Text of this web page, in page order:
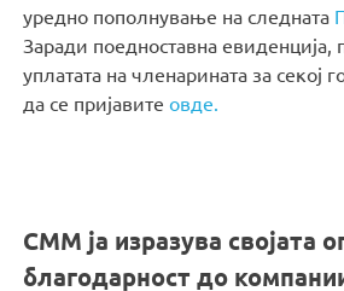
уредно пополнување на следната
Заради поедноставна евиденција,
уплатата на членарината за секој
да се пријавитеовде.
СММ ја изразува својата
благодарност до